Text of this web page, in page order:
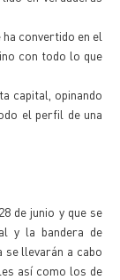
convertido en el
con todo lo que
capital, opinando
el perfil de una
de junio y que se
y la bandera de
se llevarán a cabo
así como los de